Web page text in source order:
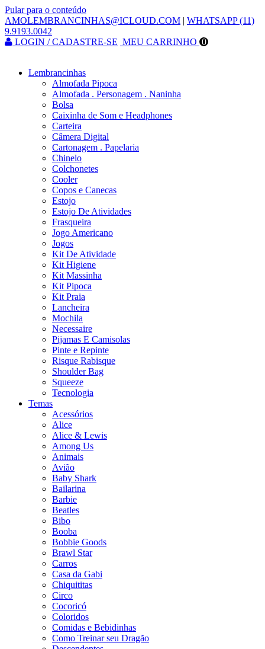
Pular para o conteúdo
AMOLEMBRANCINHAS@ICLOUD.COM | WHATSAPP (11)
9.9193.0042
LOGIN / CADASTRE-SE MEU CARRINHO 0
Lembrancinhas
Almofada Pipoca
Almofada . Personagem . Naninha
Bolsa
Caixinha de Som e Headphones
Carteira
Câmera Digital
Cartonagem . Papelaria
Chinelo
Colchonetes
Cooler
Copos e Canecas
Estojo
Estojo De Atividades
Frasqueira
Jogo Americano
Jogos
Kit De Atividade
Kit Higiene
Kit Massinha
Kit Pipoca
Kit Praia
Lancheira
Mochila
Necessaire
Pijamas E Camisolas
Pinte e Repinte
Risque Rabisque
Shoulder Bag
Squeeze
Tecnologia
Temas
Acessórios
Alice
Alice & Lewis
Among Us
Animais
Avião
Baby Shark
Bailarina
Barbie
Beatles
Bibo
Booba
Bobbie Goods
Brawl Star
Carros
Casa da Gabi
Chiquititas
Circo
Cocoricó
Coloridos
Comidas e Bebidinhas
Como Treinar seu Dragão